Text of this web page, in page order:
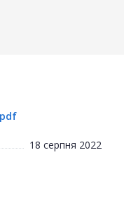
18 серпня 2022